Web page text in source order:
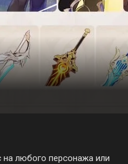
на любого персонажа или